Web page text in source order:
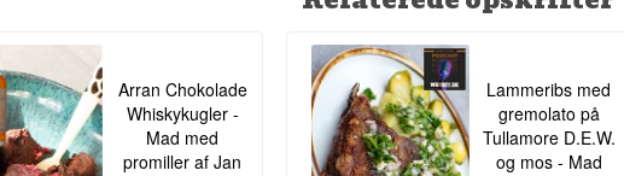
Arran Chokolade
Whiskykugler -
Mad med
promiller af Jan
Lammeribs med
gremolato på
Tullamore D.E.W.
og mos - Mad